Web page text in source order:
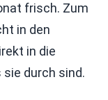
frisch. Zum
in den
in die
sie durch sind.